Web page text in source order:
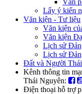
Lấy ý kiến
Văn kiện - Tư liệu
Văn kiện
Văn kiện
Lịch sử
Lịch sử
Đất và Người
Kênh thông tin
Thái Nguyên:
Điện thoại hỗ trợ